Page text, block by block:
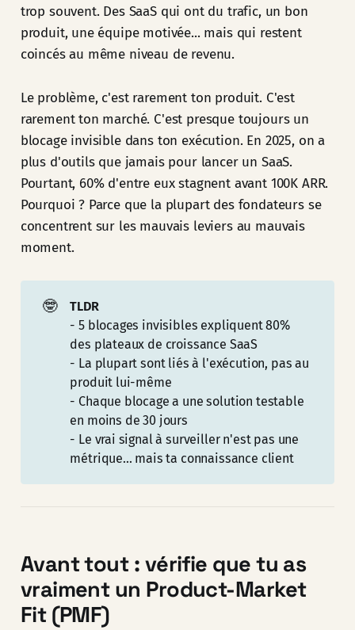
trop souvent. Des SaaS qui ont du trafic, un bon
produit, une équipe motivée... mais qui restent
coincés au même niveau de revenu.
Le problème, c'est rarement ton produit. C'est
rarement ton marché. C'est presque toujours un
blocage invisible dans ton exécution. En 2025, on a
plus d'outils que jamais pour lancer un SaaS.
Pourtant, 60% d'entre eux stagnent avant 100K ARR.
Pourquoi ? Parce que la plupart des fondateurs se
concentrent sur les mauvais leviers au mauvais
moment.
🤓
TLDR
- 5 blocages invisibles expliquent 80%
des plateaux de croissance SaaS
- La plupart sont liés à l'exécution, pas au
produit lui-même
- Chaque blocage a une solution testable
en moins de 30 jours
- Le vrai signal à surveiller n'est pas une
métrique... mais ta connaissance client
Avant tout : vérifie que tu as
vraiment un Product-Market
Fit (PMF)